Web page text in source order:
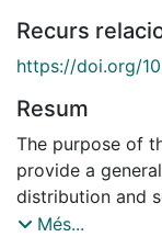
Recurs
https://doi.org/
Resum
The purpose of
provide a
distribution and
special
Més...